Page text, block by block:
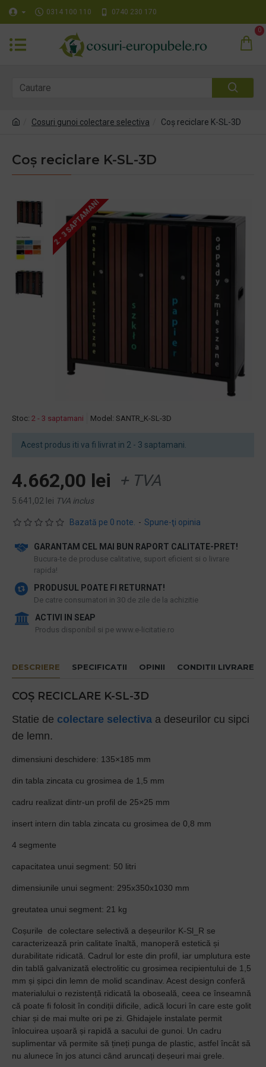
0314 100 110 0740 230 170
0
Cosuri gunoi colectare selectiva Coș reciclare K-SL-3D
Coș reciclare K-SL-3D
2 - 3 SAPTAMANI
Stoc: 2 - 3 saptamani Model: SANTR_K-SL-3D
Acest produs iti va fi livrat in 2 - 3 saptamani.
Bazată pe 0 note. - Spune-ţi opinia
4.662,00 lei + TVA
5.641,02 lei TVA inclus
GARANTAM CEL MAI BUN RAPORT CALITATE-PRET!
​Bucura-te de produse calitative, suport eficient si o livrare
rapida!
PRODUSUL POATE FI RETURNAT!
De catre consumatori in 30 de zile de la achizitie
ACTIVI IN SEAP
Produs disponibil si pe www.e-licitatie.ro
DESCRIERE SPECIFICATII OPINII CONDITII LIVRARE
COȘ RECICLARE K-SL-3D
Statie de colectare selectiva a deseurilor cu sipci
de lemn.
dimensiuni deschidere: 135×185 mm
din tabla zincata cu grosimea de 1,5 mm
cadru realizat dintr-un profil de 25×25 mm
insert intern din tabla zincata cu grosimea de 0,8 mm
4 segmente
capacitatea unui segment: 50 litri
dimensiunile unui segment: 295x350x1030 mm
greutatea unui segment: 21 kg
Coșurile de colectare selectivă a deșeurilor K-Sl_R se
caracterizează prin calitate înaltă, manoperă estetică și
durabilitate ridicată. Cadrul lor este din profil, iar umplutura este
din tablă galvanizată electrolitic cu grosimea recipientului de 1,5
mm și șipci din lemn de molid scandinav. Acest design conferă
materialului o rezistență ridicată la oboseală, ceea ce înseamnă
că poate fi folosit în condiții dificile, adică locuri în care este golit
chiar și de mai multe ori pe zi. Ghidajele instalate permit
înlocuirea ușoară și rapidă a sacului de gunoi. Un cadru
suplimentar vă permite să țineți punga de plastic, astfel încât să
nu alunece în jos atunci când aruncați deșeuri mai grele.